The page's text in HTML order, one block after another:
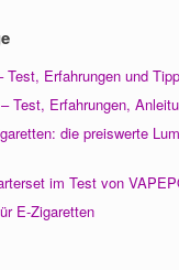
Test, Erfahrungen und
Test, Erfahrungen,
die preiswerte
im Test von
E-Zigaretten